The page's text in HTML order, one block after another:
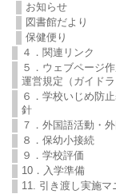
お知らせ
図書館だより
保健便り
４．関連リンク
５．ウェブページ
運営規定（ガイドラ
６．学校いじめ防
針
７．外国語活動・
８．保幼小接続
９．学校評価
10．入学準備
11. 引き渡し実施マ